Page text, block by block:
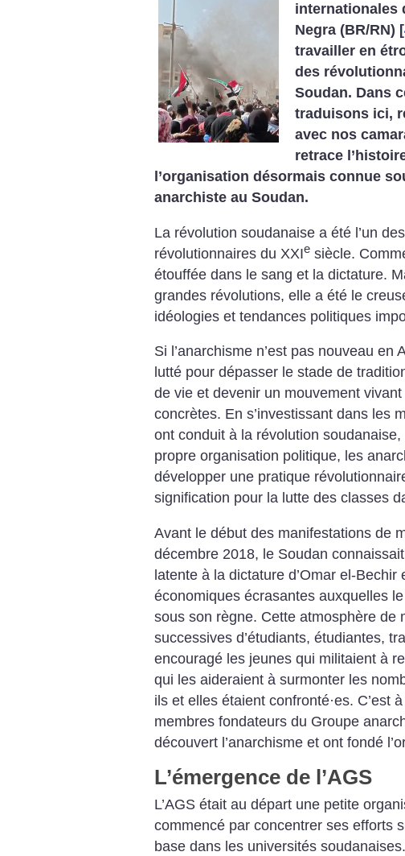
internationales
Negra (BR/RN) [
travailler en
des
Soudan. Dans
traduisons ici,
avec nos
retrace
l’organisation désormais connue
anarchiste au Soudan.
La révolution soudanaise a été l’un
révolutionnaires du XXIe siècle.
étouffée dans le sang et la dictature.
grandes révolutions, elle a été le
idéologies et tendances politiques
Si l’anarchisme n’est pas nouveau en
lutté pour dépasser le stade de
de vie et devenir un mouvement
concrètes. En s’investissant dans les
ont conduit à la révolution
propre organisation politique, les
développer une pratique
signification pour la lutte des classes
Avant le début des manifestations de
décembre 2018, le Soudan
latente à la dictature d’Omar el-Bechir
économiques écrasantes auxquelles
sous son règne. Cette atmosphère de
successives d’étudiants, étudiantes,
encouragé les jeunes qui militaient à
qui les aideraient à surmonter les
ils et elles étaient confronté·es. C’est
membres fondateurs du Groupe
découvert l’anarchisme et ont fondé
L’émergence de l’AGS
L’AGS était au départ une petite
commencé par concentrer ses efforts
base dans les universités